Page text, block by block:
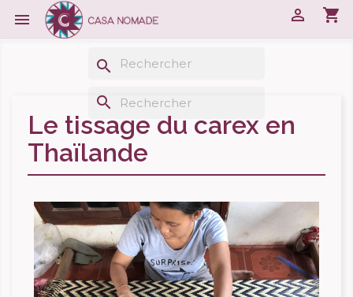
 shopping_cart

search
search
Le tissage du carex en
Thaïlande